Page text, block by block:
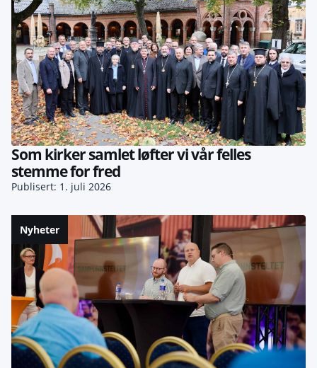
Som kirker samlet løfter vi vår felles
stemme for fred
Publisert: 1. juli 2026
Nyheter